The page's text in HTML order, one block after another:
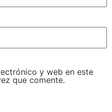
y web en este
que comente.